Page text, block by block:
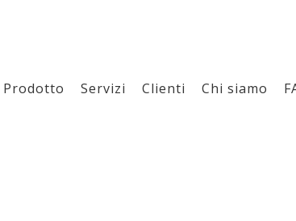
Prodotto Servizi Clienti Chi siamo